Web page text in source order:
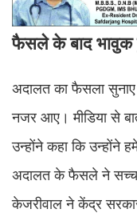
फैसले के बाद भावुक
अदालत का फैसला
नजर आए। मीडिया से
उन्होंने कहा कि उन्होंने
अदालत के फैसले ने
केजरीवाल ने केंद्र